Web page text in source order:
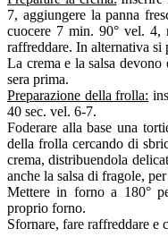
7, aggiungere la panna
cuocere 7 min. 90° vel. 4,
raffreddare. In alternativa si
La crema e la salsa devono
sera prima.
Preparazione della frolla:
40 sec. vel. 6-7.
Foderare alla base una
della frolla cercando di
crema, distribuendola
anche la salsa di fragole,
Mettere in forno a 180°
proprio forno.
Sfornare, fare raffreddare e